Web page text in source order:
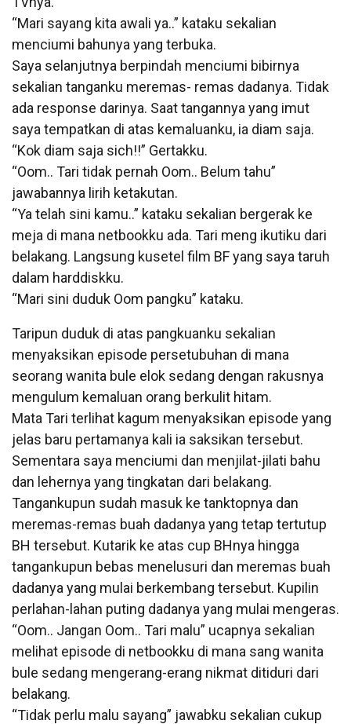
“Mari sayang kita awali ya..” kataku sekalian
menciumi bahunya yang terbuka.
Saya selanjutnya berpindah menciumi bibirnya
sekalian tanganku meremas- remas dadanya. Tidak
ada response darinya. Saat tangannya yang imut
saya tempatkan di atas kemaluanku, ia diam saja.
“Kok diam saja sich!!” Gertakku.
“Oom.. Tari tidak pernah Oom.. Belum tahu”
jawabannya lirih ketakutan.
“Ya telah sini kamu..” kataku sekalian bergerak ke
meja di mana netbookku ada. Tari meng ikutiku dari
belakang. Langsung kusetel film BF yang saya taruh
dalam harddiskku.
“Mari sini duduk Oom pangku” kataku.
Taripun duduk di atas pangkuanku sekalian
menyaksikan episode persetubuhan di mana
seorang wanita bule elok sedang dengan rakusnya
mengulum kemaluan orang berkulit hitam.
Mata Tari terlihat kagum menyaksikan episode yang
jelas baru pertamanya kali ia saksikan tersebut.
Sementara saya menciumi dan menjilat-jilati bahu
dan lehernya yang tingkatan dari belakang.
Tangankupun sudah masuk ke tanktopnya dan
meremas-remas buah dadanya yang tetap tertutup
BH tersebut. Kutarik ke atas cup BHnya hingga
tangankupun bebas menelusuri dan meremas buah
dadanya yang mulai berkembang tersebut. Kupilin
perlahan-lahan puting dadanya yang mulai mengeras.
“Oom.. Jangan Oom.. Tari malu” ucapnya sekalian
melihat episode di netbookku di mana sang wanita
bule sedang mengerang-erang nikmat ditiduri dari
belakang.
“Tidak perlu malu sayang” jawabku sekalian cukup